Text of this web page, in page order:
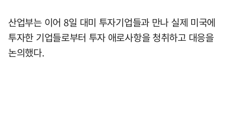
산업부는 이어 8일 대미 투자기업들과 만나 실제 미국에
투자한 기업들로부터 투자 애로사항을 청취하고 대응을
논의했다.